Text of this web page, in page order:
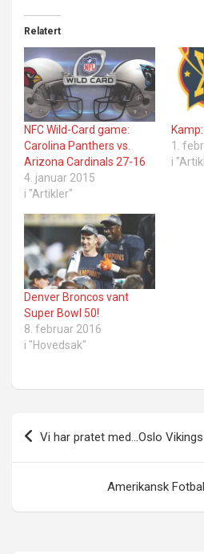
Relatert
NFC Wild-Card game:
Carolina Panthers vs.
Arizona Cardinals 27-16
4. januar 2015
i "Artikler"
1.
i
Denver Broncos vant
Super Bowl 50!
8. februar 2016
i "Hovedsak"
Innleggsnavigasjon
Vi har pratet med…Oslo
Amerikansk